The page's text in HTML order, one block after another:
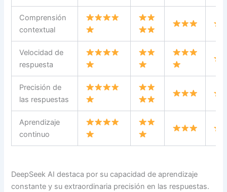
Comprensión
contextual
Velocidad de
respuesta
Precisión de
las respuestas
Aprendizaje
continuo
DeepSeek AI destaca por su capacidad de aprendizaje
constante y su extraordinaria precisión en las respuestas.